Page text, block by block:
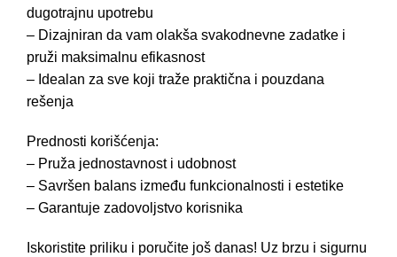
dugotrajnu upotrebu
– Dizajniran da vam olakša svakodnevne zadatke i
pruži maksimalnu efikasnost
– Idealan za sve koji traže praktična i pouzdana
rešenja
Prednosti korišćenja:
– Pruža jednostavnost i udobnost
– Savršen balans između funkcionalnosti i estetike
– Garantuje zadovoljstvo korisnika
Iskoristite priliku i poručite još danas! Uz brzu i sigurnu